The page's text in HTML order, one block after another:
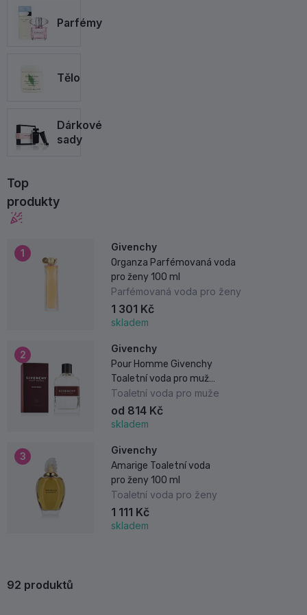
Parfémy
Tělo
Dárkové
sady
Top
produkty
1
Givenchy
Organza Parfémovaná voda
pro ženy 100 ml
Parfémovaná voda pro ženy
1 301 Kč
skladem
2
Givenchy
Pour Homme Givenchy
Toaletní voda pro muže
100 ml
Toaletní voda pro muže
od 814 Kč
skladem
3
Givenchy
Amarige Toaletní voda
pro ženy 100 ml
Toaletní voda pro ženy
1 111 Kč
skladem
92 produktů